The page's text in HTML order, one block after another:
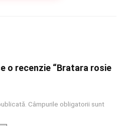
o recenzie “Bratara rosie
Câmpurile obligatorii sunt